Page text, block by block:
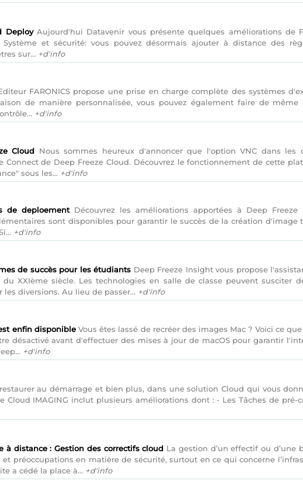
DeployAujourd'hui Datavenir vous présente quelques améliorations de
Système et sécurité: vous pouvez désormais ajouter à distance des
sur... +d'info
FARONICS propose une prise en charge complète des systèmes
de manière personnalisée, vous pouvez également faire de même
+d'info
Cloud Nous sommes heureux d'annoncer que l'option VNC dans les
de Deep Freeze Cloud. Découvrez le fonctionnement de cette
sous les... +d'info
de deploementDécouvrez les améliorations apportées à Deep
sont disponibles pour garantir le succès de la création d'image
+d'info
de succès pour les étudiants Deep Freeze Insight vous propose
XXIème siècle. Les technologies en salle de classe peuvent susciter
diversions. Au lieu de passer... +d'info
enfin disponibleVous êtes lassé de recréer des images Mac ? Voici ce
désactivé avant d'effectuer des mises à jour de macOS pour garantir
+d'info
au démarrage et bien plus, dans une solution Cloud qui vous
Cloud IMAGING inclut plusieurs améliorations dont : - Les Tâches de pré-
distance : Gestion des correctifs cloud La gestion d’un effectif ou d’une
préoccupations en matière de sécurité, surtout en ce qui concerne
a cédé la place à... +d'info